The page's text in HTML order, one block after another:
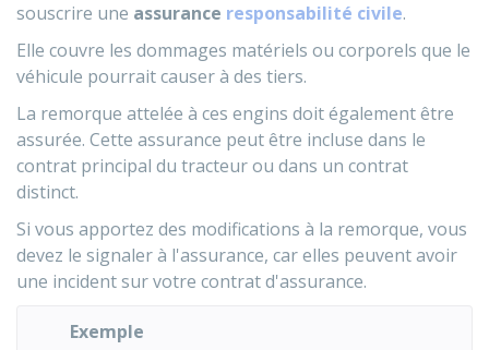
souscrire une assurance responsabilité civile.
Elle couvre les dommages matériels ou corporels que le
véhicule pourrait causer à des tiers.
La remorque attelée à ces engins doit également être
assurée. Cette assurance peut être incluse dans le
contrat principal du tracteur ou dans un contrat
distinct.
Si vous apportez des modifications à la remorque, vous
devez le signaler à l'assurance, car elles peuvent avoir
une incident sur votre contrat d'assurance.
Exemple